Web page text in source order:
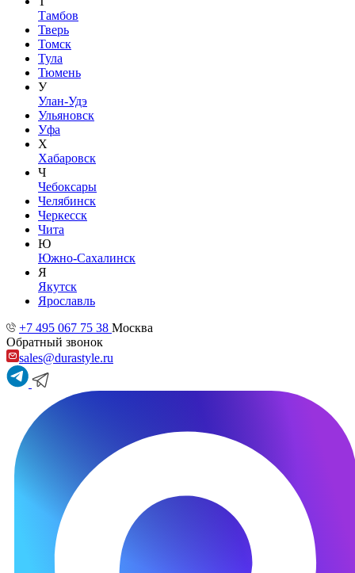
Тамбов
Тверь
Томск
Тула
Тюмень
У
Улан-Удэ
Ульяновск
Уфа
Х
Хабаровск
Ч
Чебоксары
Челябинск
Черкесск
Чита
Ю
Южно-Сахалинск
Я
Якутск
Ярославль
+7 495 067 75 38 Москва
Обратный звонок
sales@durastyle.ru